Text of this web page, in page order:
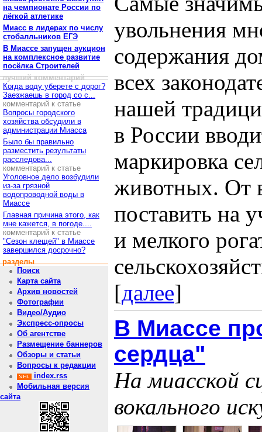
на чемпионате России по
лёгкой атлетике
Миасс в лидерах по числу
стобалльников ЕГЭ
В Миассе запущен аукцион
на комплексное развитие
посёлка Строителей
лучший комментарий
Когда воду уберете с дорог?
Заезжаешь в город со с...
комментарий к статье
Вопросы городского
хозяйства обсудили в
администрации Миасса
Было бы правильно
разместить результаты
расследова...
комментарий к статье
Уголовное дело возбудили
из-за грязной
водопроводной воды в
Миассе
Главная причина этого, как
мне кажется, в погоде....
комментарий к статье
"Сезон клещей" в Миассе
завершился досрочно?
разделы
Поиск
Карта сайта
Архив новостей
Фотографии
Видео/Аудио
Экспресс-опросы
Об агентстве
Размещение баннеров
Обзоры и статьи
Вопросы к редакции
index.rss
Мобильная версия
сайта
увольнения
содержания
всех
нашей
в России
маркировка
животных. От
поставить на
и мелкого
[далее]
В Миассе
сердца"
На миасской
вокального